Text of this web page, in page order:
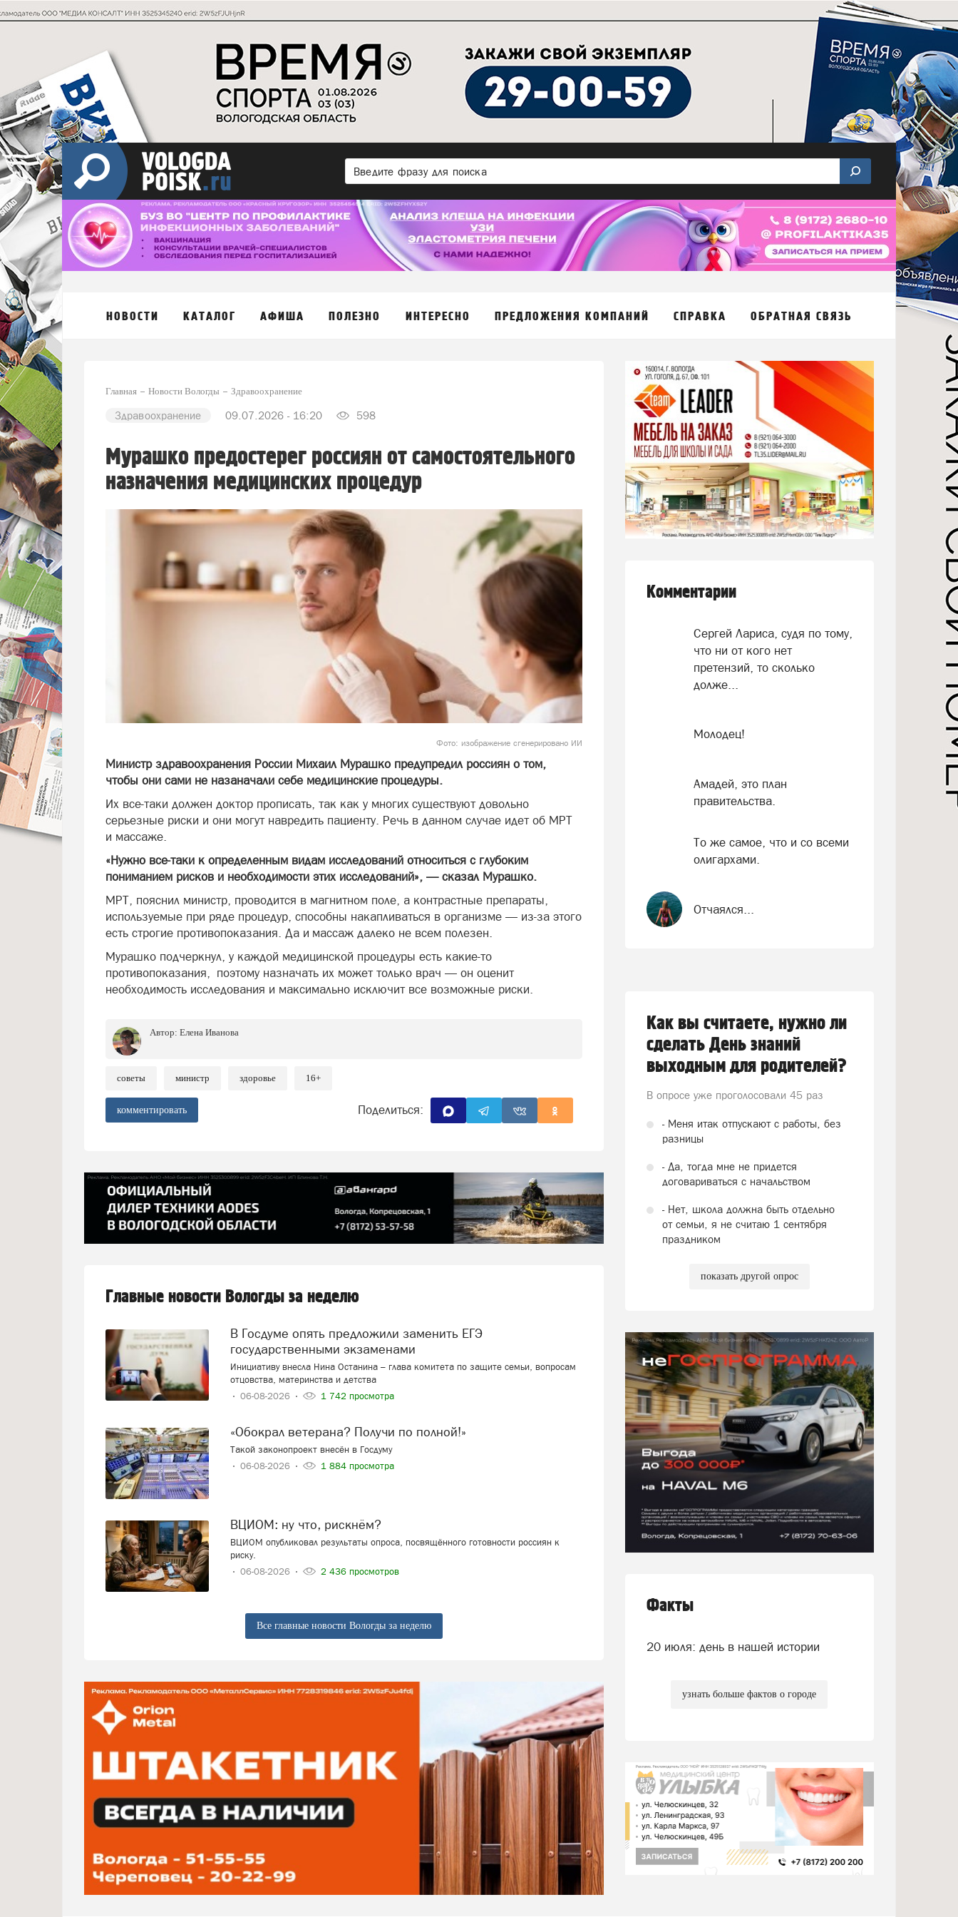
НОВОСТИ КАТАЛОГ АФИША ПОЛЕЗНО ИНТЕРЕСНО ПРЕДЛОЖЕНИЯ КОМПАНИЙ СПРАВКА ОБРАТНАЯ СВЯЗЬ
Главная Новости Вологды Здравоохранение
Здравоохранение 09.07.2026 - 16:20 598
Мурашко предостерег россиян от самостоятельного
назначения медицинских процедур
Фото: изображение сгенерировано ИИ
Министр здравоохранения России Михаил Мурашко предупредил россиян о том,
чтобы они сами не назаначали себе медицинские процедуры.
Их все-таки должен доктор прописать, так как у многих существуют довольно
серьезные риски и они могут навредить пациенту. Речь в данном случае идет об МРТ
и массаже.
«Нужно все-таки к определенным видам исследований относиться с глубоким
пониманием рисков и необходимости этих исследований», — сказал Мурашко.
МРТ, пояснил министр, проводится в магнитном поле, а контрастные препараты,
используемые при ряде процедур, способны накапливаться в организме — из-за этого
есть строгие противопоказания. Да и массаж далеко не всем полезен.
Мурашко подчеркнул, у каждой медицинской процедуры есть какие-то
противопоказания, поэтому назначать их может только врач — он оценит
необходимость исследования и максимально исключит все возможные риски.
Автор: Елена Иванова
советы министр здоровье 16+
комментировать Поделиться:
Главные новости Вологды за неделю
В Госдуме опять предложили заменить ЕГЭ
государственными экзаменами
Инициативу внесла Нина Останина – глава комитета по защите семьи, вопросам
отцовства, материнства и детства
06-08-2026
1 742 просмотра
«Обокрал ветерана? Получи по полной!»
Такой законопроект внесён в Госдуму
06-08-2026
1 884 просмотра
ВЦИОМ: ну что, рискнём?
ВЦИОМ опубликовал результаты опроса, посвящённого готовности россиян к
риску.
06-08-2026
2 436 просмотров
Все главные новости Вологды за неделю
Комментарии
Сергей Лариса, судя по тому,
что ни от кого нет
претензий, то сколько
долже...
Молодец!
Амадей, это план
правительства.
То же самое, что и со всеми
олигархами.
Отчаялся...
Как вы считаете, нужно ли
сделать День знаний
выходным для родителей?
В опросе уже проголосовали 45 раз
- Меня итак отпускают с работы, без
разницы
- Да, тогда мне не придется
договариваться с начальством
- Нет, школа должна быть отдельно
от семьи, я не считаю 1 сентября
праздником
показать другой опрос
Факты
20 июля: день в нашей истории
узнать больше фактов о городе